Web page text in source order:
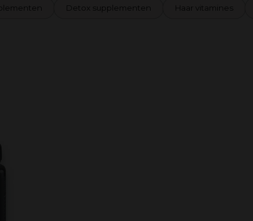
Detox supplementen Haar vitamines